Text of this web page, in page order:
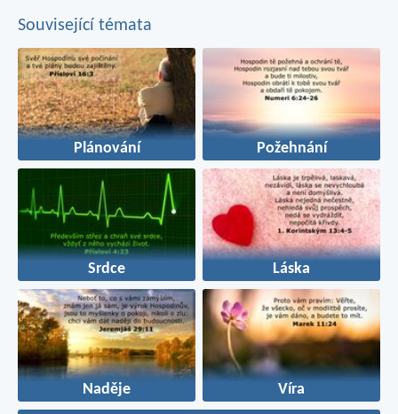
Související témata
Plánování Požehnání
Srdce Láska
Naděje Víra